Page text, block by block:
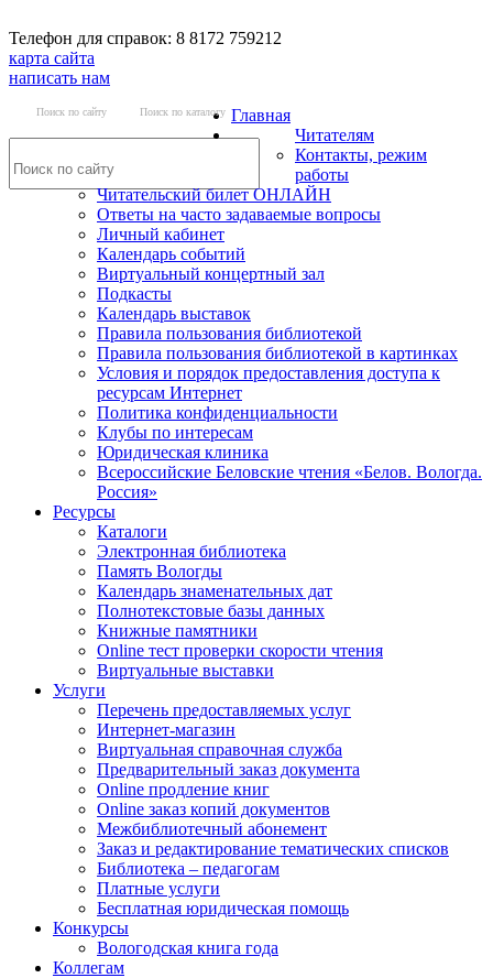
Телефон для справок: 8 8172 759212
карта сайта
написать нам
Поиск по сайту Поиск по каталогу Главная
Читателям
Контакты, режим
работы
Читательский билет ОНЛАЙН
Ответы на часто задаваемые вопросы
Личный кабинет
Календарь событий
Виртуальный концертный зал
Подкасты
Календарь выставок
Правила пользования библиотекой
Правила пользования библиотекой в картинках
Условия и порядок предоставления доступа к
ресурсам Интернет
Политика конфиденциальности
Клубы по интересам
Юридическая клиника
Всероссийские Беловские чтения «Белов. Вологда.
Россия»
Ресурсы
Каталоги
Электронная библиотека
Память Вологды
Календарь знаменательных дат
Полнотекстовые базы данных
Книжные памятники
Online тест проверки скорости чтения
Виртуальные выставки
Услуги
Перечень предоставляемых услуг
Интернет-магазин
Виртуальная справочная служба
Предварительный заказ документа
Online продление книг
Online заказ копий документов
Межбиблиотечный абонемент
Заказ и редактирование тематических списков
Библиотека – педагогам
Платные услуги
Бесплатная юридическая помощь
Конкурсы
Вологодская книга года
Коллегам